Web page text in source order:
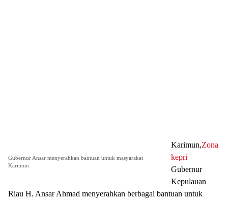
Gubernur Ansar menyerahkan bantuan untuk masyarakat
Karimun
Karimun,Zona
kepri –
Gubernur
Kepulauan
Riau H. Ansar Ahmad menyerahkan berbagai bantuan untuk